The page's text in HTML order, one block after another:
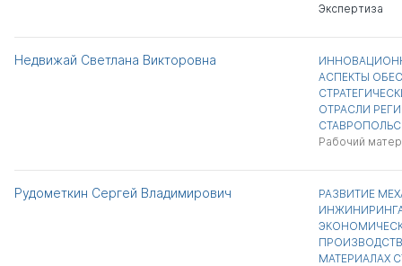
Экспертиза
Недвижай Светлана Викторовна
АСПЕКТЫ
ОТРАСЛИ
Рабочий
Рудометкин Сергей Владимирович
РАЗВИТИЕ
МАТЕРИАЛАХ